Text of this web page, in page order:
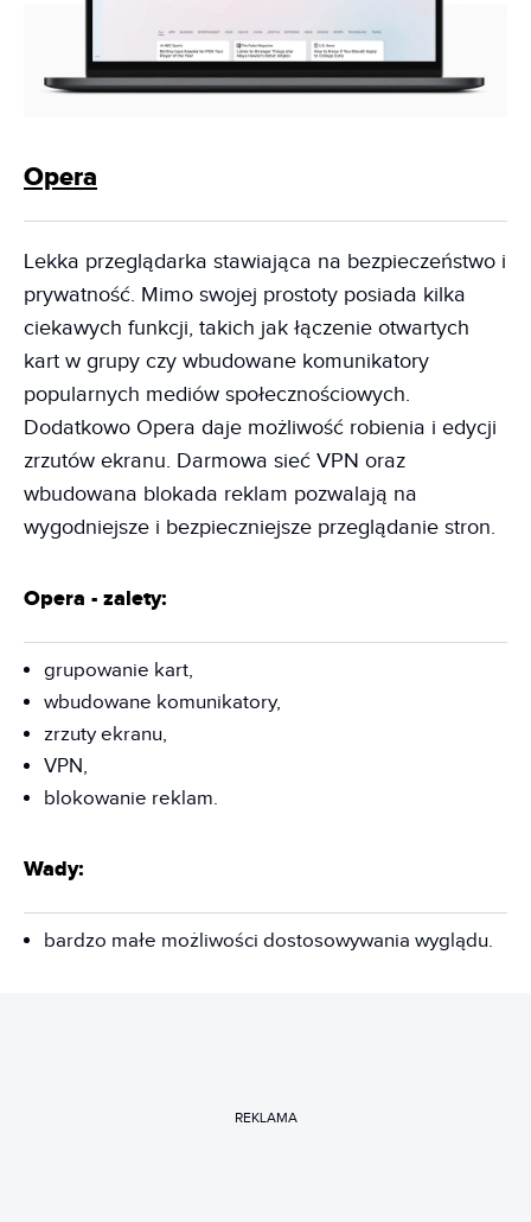
Opera
Lekka przeglądarka stawiająca na bezpieczeństwo i
prywatność. Mimo swojej prostoty posiada kilka
ciekawych funkcji, takich jak łączenie otwartych
kart w grupy czy wbudowane komunikatory
popularnych mediów społecznościowych.
Dodatkowo Opera daje możliwość robienia i edycji
zrzutów ekranu. Darmowa sieć VPN oraz
wbudowana blokada reklam pozwalają na
wygodniejsze i bezpieczniejsze przeglądanie stron.
Opera - zalety:
grupowanie kart,
wbudowane komunikatory,
zrzuty ekranu,
VPN,
blokowanie reklam.
Wady:
bardzo małe możliwości dostosowywania wyglądu.
REKLAMA